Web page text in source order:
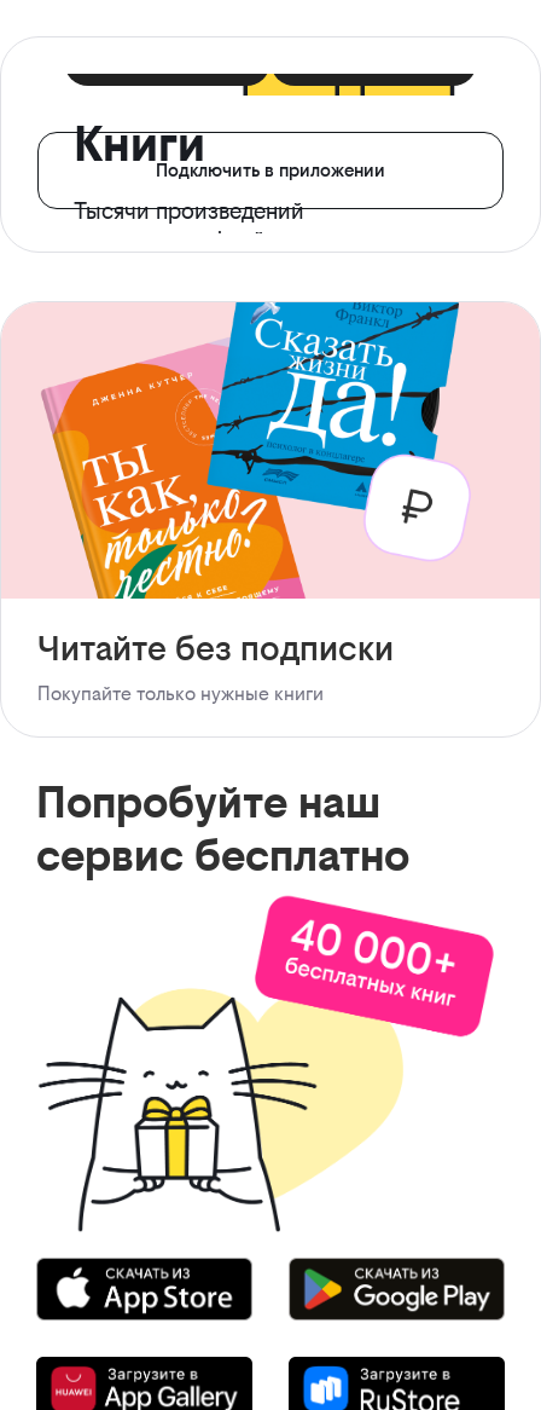
Книги
Тысячи произведений
с доступом офлайн
Подключить в приложении
Читайте без подписки
Покупайте только нужные книги
Попробуйте наш
сервис бесплатно